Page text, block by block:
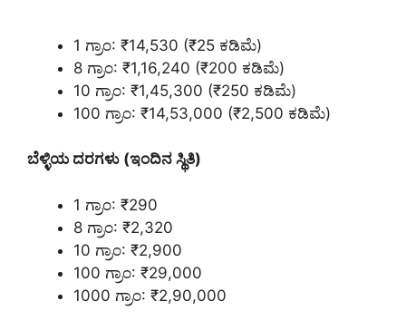
1 ಗ್ರಾಂ: ₹14,530 (₹25 ಕಡಿಮೆ)
8 ಗ್ರಾಂ: ₹1,16,240 (₹200 ಕಡಿಮೆ)
10 ಗ್ರಾಂ: ₹1,45,300 (₹250 ಕಡಿಮೆ)
100 ಗ್ರಾಂ: ₹14,53,000 (₹2,500 ಕಡಿಮೆ)
ಬೆಳ್ಳಿಯ ದರಗಳು (ಇಂದಿನ ಸ್ಥಿತಿ)
1 ಗ್ರಾಂ: ₹290
8 ಗ್ರಾಂ: ₹2,320
10 ಗ್ರಾಂ: ₹2,900
100 ಗ್ರಾಂ: ₹29,000
1000 ಗ್ರಾಂ: ₹2,90,000